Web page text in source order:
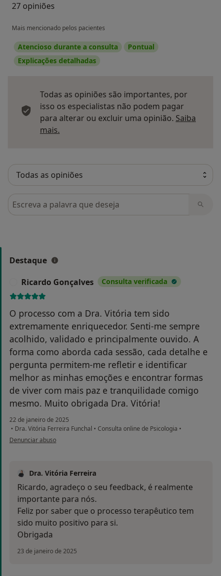
27 opiniões
Mais mencionado pelos pacientes
Atencioso durante a consulta
Pontual
Explicações detalhadas
Todas as opiniões são importantes, por
isso os especialistas não podem pagar
para alterar ou excluir uma opinião. Saiba
mais.
Pesquisar em opiniões
Destaque
Ricardo Gonçalves Consulta verificada
O processo com a Dra. Vitória tem sido
extremamente enriquecedor. Senti-me sempre
acolhido, validado e principalmente ouvido. A
forma como aborda cada sessão, cada detalhe e
pergunta permitem-me refletir e identificar
melhor as minhas emoções e encontrar formas
de viver com mais paz e tranquilidade comigo
mesmo. Muito obrigada Dra. Vitória!
22 de janeiro de 2025
• Dra. Vitória Ferreira Funchal • Consulta online de Psicologia •
na opinião do utilizador Ricardo Gonçalves
Denunciar abuso
Dra. Vitória Ferreira
Ricardo, agradeço o seu feedback, é realmente
importante para nós.
Feliz por saber que o processo terapêutico tem
sido muito positivo para si.
Obrigada
23 de janeiro de 2025